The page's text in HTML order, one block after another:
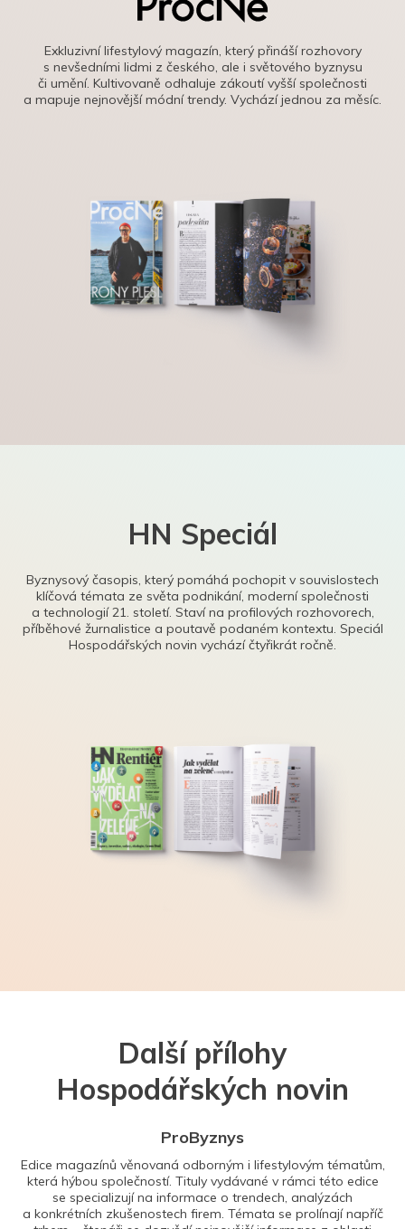
Exkluzivní lifestylový magazín, který přináší rozhovory
s nevšedními lidmi z českého, ale i světového byznysu
či umění. Kultivovaně odhaluje zákoutí vyšší společnosti
a mapuje nejnovější módní trendy. Vychází jednou za měsíc.
HN Speciál
Byznysový časopis, který pomáhá pochopit v souvislostech
klíčová témata ze světa podnikání, moderní společnosti
a technologií 21. století. Staví na profilových rozhovorech,
příběhové žurnalistice a poutavě podaném kontextu. Speciál
Hospodářských novin vychází čtyřikrát ročně.
Další přílohy
Hospodářských novin
ProByznys
Edice magazínů věnovaná odborným i lifestylovým tématům,
která hýbou společností. Tituly vydávané v rámci této edice
se specializují na informace o trendech, analýzách
a konkrétních zkušenostech firem. Témata se prolínají napříč